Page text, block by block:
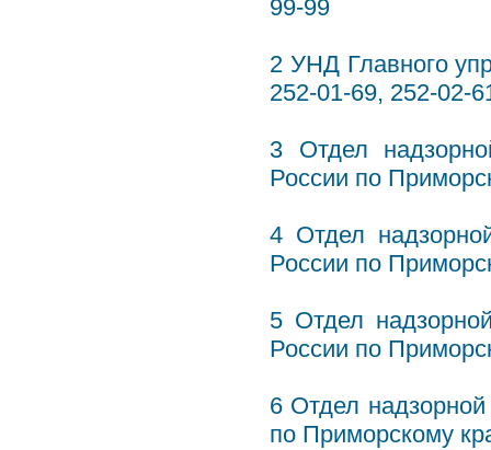
99-99
2 УНД Главного
252-01-69, 252-02-
3 Отдел
России по
4 Отдел
России по
5 Отдел
России по
6 Отдел
по Приморскому